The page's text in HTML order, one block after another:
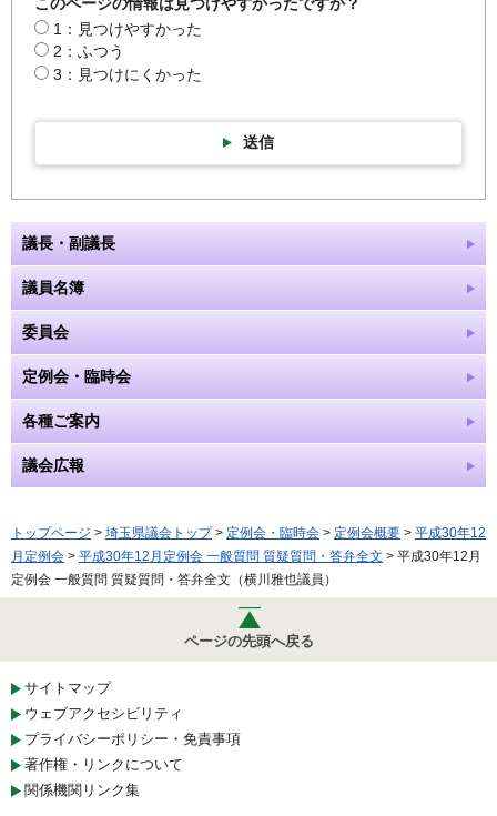
このページの情報は見つけやすかったですか？
1：見つけやすかった
2：ふつう
3：見つけにくかった
送信
議長・副議長
議員名簿
委員会
定例会・臨時会
各種ご案内
議会広報
トップページ > 埼玉県議会トップ> 定例会・臨時会 > 定例会概要 > 平成30年12
月定例会 > 平成30年12月定例会 一般質問 質疑質問・答弁全文 > 平成30年12月
定例会 一般質問 質疑質問・答弁全文（横川雅也議員）
ページの先頭へ戻る
サイトマップ
ウェブアクセシビリティ
プライバシーポリシー・免責事項
著作権・リンクについて
関係機関リンク集